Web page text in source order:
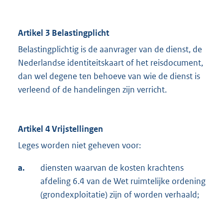
Artikel 3 Belastingplicht
Belastingplichtig is de aanvrager van de dienst, de
Nederlandse identiteitskaart of het reisdocument,
dan wel degene ten behoeve van wie de dienst is
verleend of de handelingen zijn verricht.
Artikel 4 Vrijstellingen
Leges worden niet geheven voor:
a.
diensten waarvan de kosten krachtens
afdeling 6.4 van de Wet ruimtelijke ordening
(grondexploitatie) zijn of worden verhaald;